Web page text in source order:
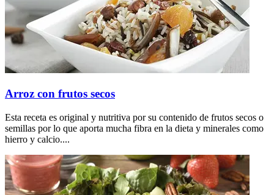
Arroz con frutos secos
Esta receta es original y nutritiva por su contenido de frutos secos o
semillas por lo que aporta mucha fibra en la dieta y minerales como
hierro y calcio....